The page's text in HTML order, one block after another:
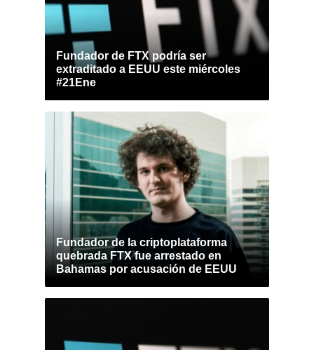
Fundador de FTX podría ser
extraditado a EEUU este miércoles
#21Ene
Fundador de la criptoplataforma
quebrada FTX fue arrestado en
Bahamas por acusación de EEUU